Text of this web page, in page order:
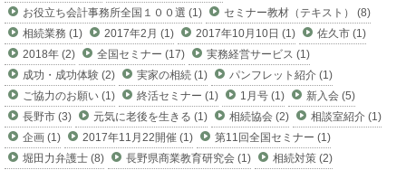
お役立ち会計事務所全国１００選 (1)
セミナー教材（テキスト） (8)
相続業務 (1)
2017年2月 (1) 2017年10月10日 (1)
佐久市 (1)
2018年 (2)
全国セミナー (17)
実務経営サービス (1)
成功・成功体験 (2)
実家の相続 (1)
パンフレット紹介 (1)
ご協力のお願い (1)
終活セミナー (1) 1月号 (1)
新入会 (5)
長野市 (3)
元気に老後を生きる (1) 相続協会 (2)
相談室紹介 (1)
企画 (1)
2017年11月22開催 (1)
第11回全国セミナー (1)
堀田力弁護士 (8)
長野県商業教育研究会 (1)
相続対策 (2)